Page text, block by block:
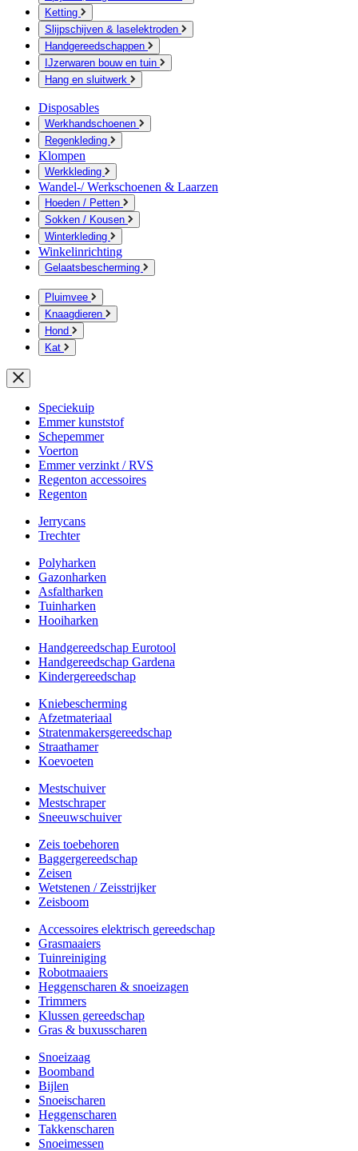
Ketting
Slijpschijven & laselektroden
Handgereedschappen
IJzerwaren bouw en tuin
Hang en sluitwerk
Disposables
Werkhandschoenen
Regenkleding
Klompen
Werkkleding
Wandel-/ Werkschoenen & Laarzen
Hoeden / Petten
Sokken / Kousen
Winterkleding
Winkelinrichting
Gelaatsbescherming
Pluimvee
Knaagdieren
Hond
Kat
Speciekuip
Emmer kunststof
Schepemmer
Voerton
Emmer verzinkt / RVS
Regenton accessoires
Regenton
Jerrycans
Trechter
Polyharken
Gazonharken
Asfaltharken
Tuinharken
Hooiharken
Handgereedschap Eurotool
Handgereedschap Gardena
Kindergereedschap
Kniebescherming
Afzetmateriaal
Stratenmakersgereedschap
Straathamer
Koevoeten
Mestschuiver
Mestschraper
Sneeuwschuiver
Zeis toebehoren
Baggergereedschap
Zeisen
Wetstenen / Zeisstrijker
Zeisboom
Accessoires elektrisch gereedschap
Grasmaaiers
Tuinreiniging
Robotmaaiers
Heggenscharen & snoeizagen
Trimmers
Klussen gereedschap
Gras & buxusscharen
Snoeizaag
Boomband
Bijlen
Snoeischaren
Heggenscharen
Takkenscharen
Snoeimessen